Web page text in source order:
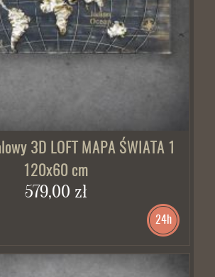
3D LOFT MAPA ŚWIATA 1
120x60 cm
579,00 zł
24h